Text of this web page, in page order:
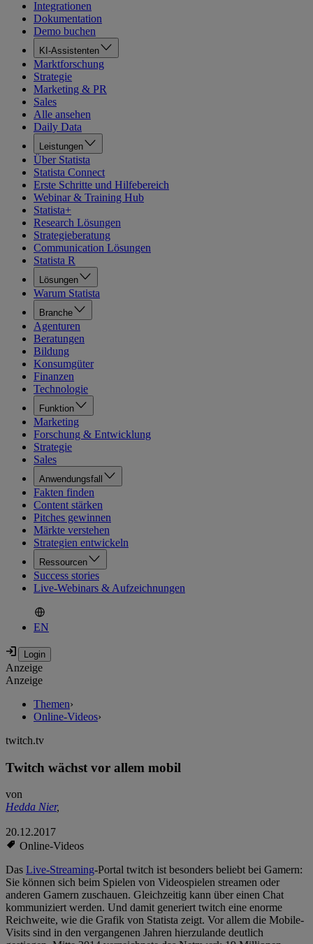
Integrationen
Dokumentation
Demo buchen
KI-Assistenten
Marktforschung
Strategie
Marketing & PR
Sales
Alle ansehen
Daily Data
Leistungen
Über Statista
Statista Connect
Erste Schritte und Hilfebereich
Webinar & Training Hub
Statista+
Research Lösungen
Strategieberatung
Communication Lösungen
Statista R
Lösungen
Warum Statista
Branche
Agenturen
Beratungen
Bildung
Konsumgüter
Finanzen
Technologie
Funktion
Marketing
Forschung & Entwicklung
Strategie
Sales
Anwendungsfall
Fakten finden
Content stärken
Pitches gewinnen
Märkte verstehen
Strategien entwickeln
Ressourcen
Success stories
Live-Webinars & Aufzeichnungen
EN
Anzeige
Anzeige
Themen›
Online-Videos›
twitch.tv
Twitch wächst vor allem mobil
von
Hedda Nier,
20.12.2017
Online-Videos
Das Live-Streaming-Portal twitch ist besonders beliebt bei Gamern:
Sie können sich beim Spielen von Videospielen streamen oder
anderen Gamern zuschauen. Gleichzeitig kann über einen Chat
kommuniziert werden. Und damit generiert twitch eine enorme
Reichweite, wie die Grafik von Statista zeigt. Vor allem die Mobile-
Visits sind in den vergangenen Jahren hierzulande deutlich